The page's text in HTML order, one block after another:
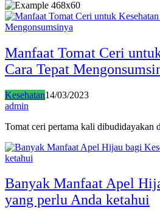
Manfaat Tomat Ceri
Cara Tepat
Kesehatan14/03/2023
admin
Tomat ceri pertama kali
Banyak Manfaat Apel
yang perlu Anda ketahui